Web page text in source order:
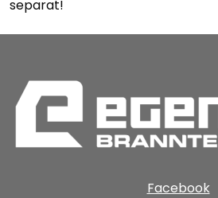
separat!
Facebook